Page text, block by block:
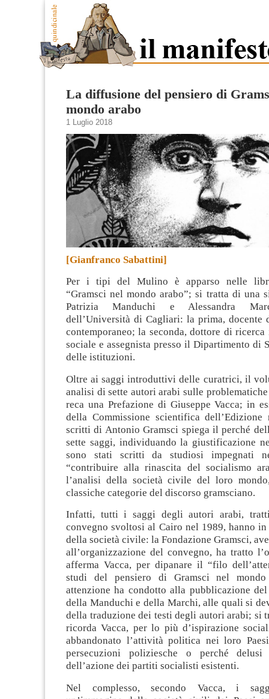
La diffusione del pensiero di
mondo arabo
1 Luglio 2018
[Gianfranco Sabattini]
Per i tipi del Mulino è apparso nelle
“Gramsci nel mondo arabo”; si tratta di una
Patrizia Manduchi e Alessandra
dell’Università di Cagliari: la prima, docente
contemporaneo; la seconda, dottore di
sociale e assegnista presso il Dipartimento di
delle istituzioni.
Oltre ai saggi introduttivi delle curatrici, il
analisi di sette autori arabi sulle
reca una Prefazione di Giuseppe Vacca; in
della Commissione scientifica dell’Edizione
scritti di Antonio Gramsci spiega il perché
sette saggi, individuando la giustificazione
sono stati scritti da studiosi impegnati
“contribuire alla rinascita del socialismo
l’analisi della società civile del loro
classiche categorie del discorso gramsciano.
Infatti, tutti i saggi degli autori arabi,
convegno svoltosi al Cairo nel 1989, hanno
della società civile: la Fondazione Gramsci,
all’organizzazione del convegno, ha tratto
afferma Vacca, per dipanare il “filo
studi del pensiero di Gramsci nel mondo
attenzione ha condotto alla pubblicazione
della Manduchi e della Marchi, alle quali si
della traduzione dei testi degli autori arabi; si
ricorda Vacca, per lo più d’ispirazione
abbandonato l’attività politica nei loro
persecuzioni poliziesche o perché
dell’azione dei partiti socialisti esistenti.
Nel complesso, secondo Vacca, i